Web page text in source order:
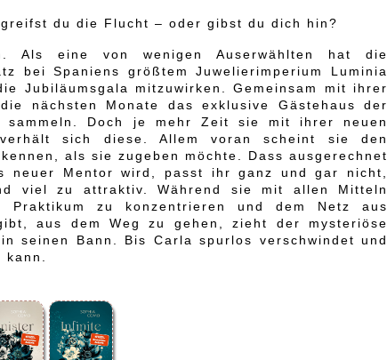
du die Flucht – oder gibst du dich hin?
Als eine von wenigen Auserwählten hat die
bei Spaniens größtem Juwelierimperium Luminia
Jubiläumsgala mitzuwirken. Gemeinsam mit ihrer
nächsten Monate das exklusive Gästehaus der
sammeln. Doch je mehr Zeit sie mit ihrer neuen
sich diese. Allem voran scheint sie den
als sie zugeben möchte. Dass ausgerechnet
neuer Mentor wird, passt ihr ganz und gar nicht,
viel zu attraktiv. Während sie mit allen Mitteln
zu konzentrieren und dem Netz aus
aus dem Weg zu gehen, zieht der mysteriöse
seinen Bann. Bis Carla spurlos verschwindet und